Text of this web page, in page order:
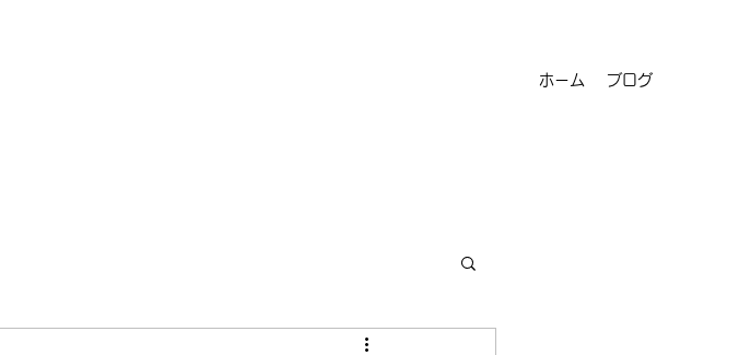
ホーム ブログ